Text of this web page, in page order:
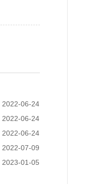
2022-06-24
2022-06-24
2022-06-24
2022-07-09
2023-01-05